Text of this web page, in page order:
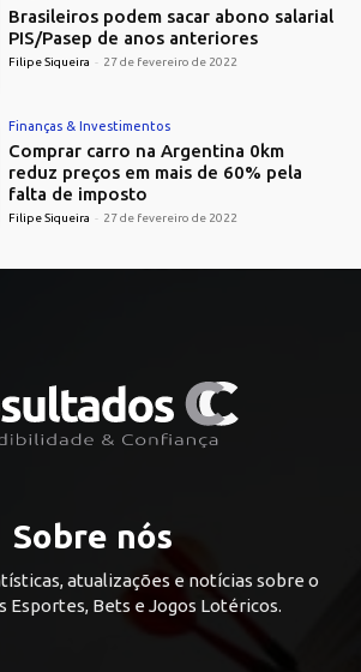
Brasileiros podem sacar abono salarial
PIS/Pasep de anos anteriores
Filipe Siqueira - 27 de fevereiro de 2022
Finanças & Investimentos
Comprar carro na Argentina 0km
reduz preços em mais de 60% pela
falta de imposto
Filipe Siqueira - 27 de fevereiro de 2022
Sobre nós
atualizações e notícias sobre o
Esportes, Bets e Jogos Lotéricos.